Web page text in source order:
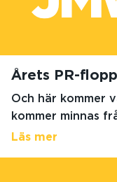
Årets PR-
Och här kommer
kommer minnas
Läs mer